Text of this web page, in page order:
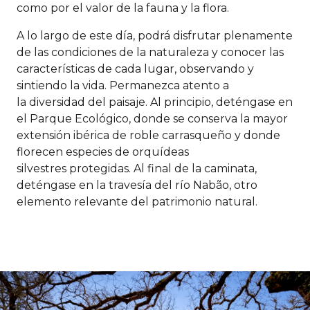
como por el valor de la fauna y la flora.
A lo largo de este día, podrá disfrutar plenamente
de las condiciones de la naturaleza y conocer las
características de cada lugar, observando y
sintiendo la vida. Permanezca atento a
la diversidad del paisaje. Al principio, deténgase en
el Parque Ecológico, donde se conserva la mayor
extensión ibérica de roble carrasqueño y donde
florecen especies de orquídeas
silvestres protegidas. Al final de la caminata,
deténgase en la travesía del río Nabão, otro
elemento relevante del patrimonio natural.